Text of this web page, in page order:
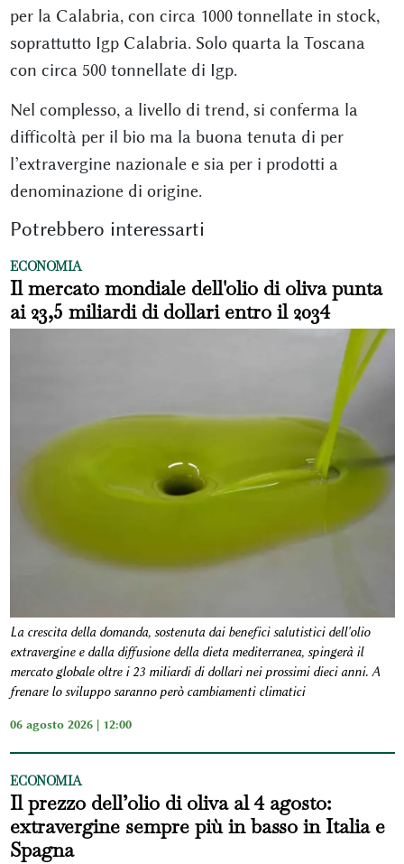
per la Calabria, con circa 1000 tonnellate in stock,
soprattutto Igp Calabria. Solo quarta la Toscana
con circa 500 tonnellate di Igp.
Nel complesso, a livello di trend, si conferma la
difficoltà per il bio ma la buona tenuta di per
l’extravergine nazionale e sia per i prodotti a
denominazione di origine.
Potrebbero interessarti
ECONOMIA
Il mercato mondiale dell'olio di oliva punta
ai 23,5 miliardi di dollari entro il 2034
La crescita della domanda, sostenuta dai benefici salutistici dell'olio
extravergine e dalla diffusione della dieta mediterranea, spingerà il
mercato globale oltre i 23 miliardi di dollari nei prossimi dieci anni. A
frenare lo sviluppo saranno però cambiamenti climatici
06 agosto 2026 | 12:00
ECONOMIA
Il prezzo dell’olio di oliva al 4 agosto:
extravergine sempre più in basso in Italia e
Spagna